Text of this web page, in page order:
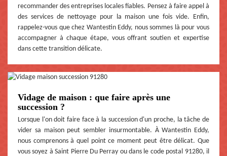
recommander des entreprises locales fiables. Pensez à faire appel à
des services de nettoyage pour la maison une fois vide. Enfin,
rappelez-vous que chez Wantestin Eddy, nous sommes là pour vous
accompagner à chaque étape, vous offrant soutien et expertise
dans cette transition délicate.
Vidage de maison : que faire après une
succession ?
Lorsque l'on doit faire face à la succession d'un proche, la tâche de
vider sa maison peut sembler insurmontable. À Wantestin Eddy,
nous comprenons à quel point ce moment peut être délicat. Que
vous soyez à Saint Pierre Du Perray ou dans le code postal 91280, il